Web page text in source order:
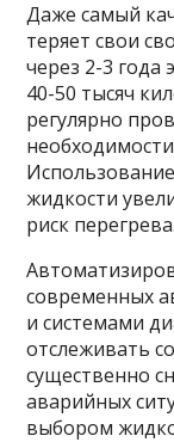
Даже самый
теряет свои
через 2-3 года
40-50 тысяч
регулярно
жидкости
риск перегрева.
современных
и системами
отслеживать
существенно
аварийных
выбором